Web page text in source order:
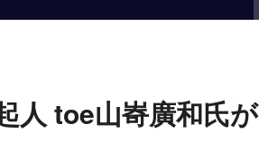
人 toe山㟢廣和氏が